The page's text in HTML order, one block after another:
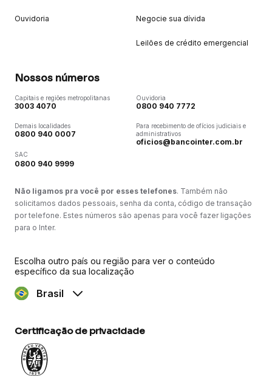
Ouvidoria Negocie sua dívida
Leilões de crédito emergencial
Nossos números
Capitais e regiões metropolitanas
3003 4070
Demais localidades
0800 940 0007
SAC
0800 940 9999
Ouvidoria
0800 940 7772
Para recebimento de ofícios judiciais e
administrativos
oficios@bancointer.com.br
Não ligamos pra você por esses telefones. Também não
solicitamos dados pessoais, senha da conta, código de transação
por telefone. Estes números são apenas para você fazer ligações
para o Inter.
Escolha outro país ou região para ver o conteúdo
específico da sua localização
Brasil
Certificação de privacidade